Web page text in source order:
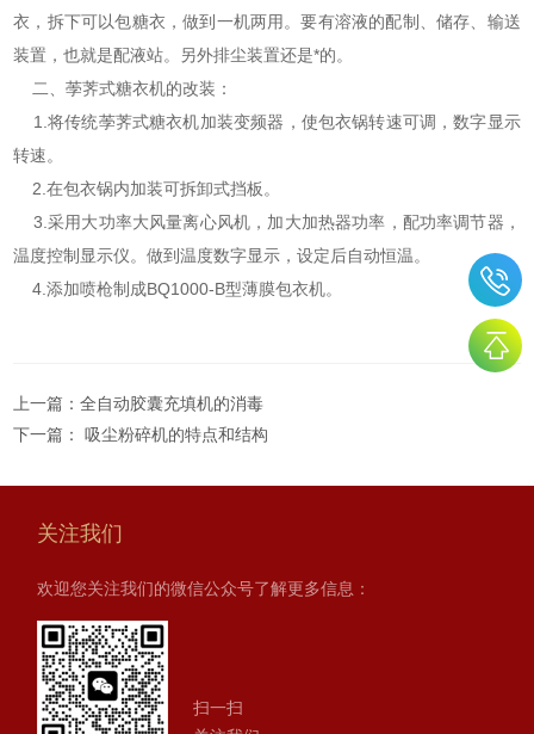
衣，拆下可以包糖衣，做到一机两用。要有溶液的配制、储存、输送
装置，也就是配液站。另外排尘装置还是*的。
二、荸荠式糖衣机的改装：
1.将传统荸荠式糖衣机加装变频器，使包衣锅转速可调，数字显示
转速。
2.在包衣锅内加装可拆卸式挡板。
3.采用大功率大风量离心风机，加大加热器功率，配功率调节器，
温度控制显示仪。做到温度数字显示，设定后自动恒温。
4.添加喷枪制成BQ1000-B型薄膜包衣机。
上一篇：全自动胶囊充填机的消毒
下一篇：
吸尘粉碎机的特点和结构
关注我们
欢迎您关注我们的微信公众号了解更多信息：
扫一扫